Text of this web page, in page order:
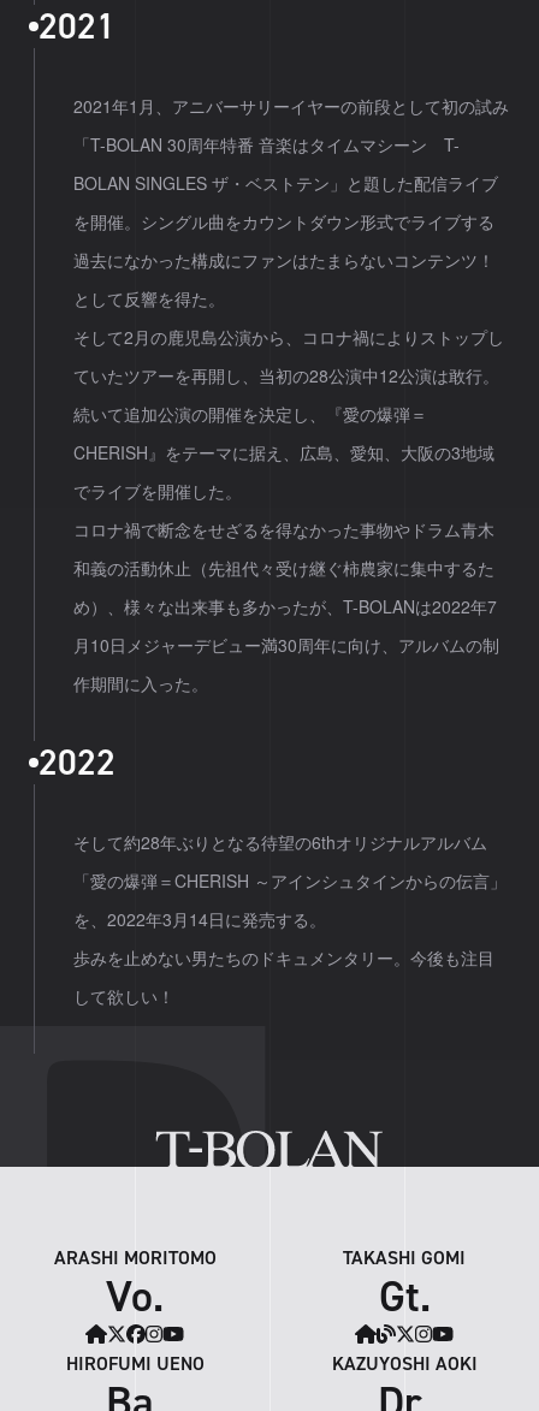
2021
2021年1月、アニバーサリーイヤーの前段として初の試み
「T-BOLAN 30周年特番 音楽はタイムマシーン T-
BOLAN SINGLES ザ・ベストテン」と題した配信ライブ
を開催。シングル曲をカウントダウン形式でライブする
過去になかった構成にファンはたまらないコンテンツ！
として反響を得た。
そして2月の鹿児島公演から、コロナ禍によりストップし
ていたツアーを再開し、当初の28公演中12公演は敢行。
続いて追加公演の開催を決定し、『愛の爆弾＝
CHERISH』をテーマに据え、広島、愛知、大阪の3地域
でライブを開催した。
コロナ禍で断念をせざるを得なかった事物やドラム青木
和義の活動休止（先祖代々受け継ぐ柿農家に集中するた
め）、様々な出来事も多かったが、T-BOLANは2022年7
月10日メジャーデビュー満30周年に向け、アルバムの制
作期間に入った。
2022
そして約28年ぶりとなる待望の6thオリジナルアルバム
「愛の爆弾＝CHERISH ～アインシュタインからの伝言」
を、2022年3月14日に発売する。
歩みを止めない男たちのドキュメンタリー。今後も注目
して欲しい！
ARASHI MORITOMO
Vo.
TAKASHI GOMI
Gt.
HIROFUMI UENO KAZUYOSHI AOKI